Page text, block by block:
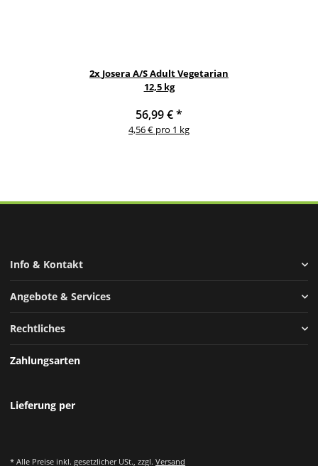
2x Josera A/S Adult Vegetarian
12,5 kg
56,99 €*
4,56 € pro 1 kg
Info & Kontakt
Angebote & Services
Rechtliches
Zahlungsarten
Lieferung per
* Alle Preise inkl. gesetzlicher USt., zzgl. Versand